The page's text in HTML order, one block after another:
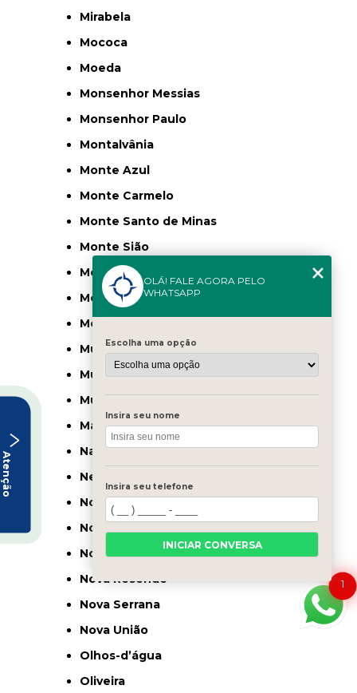
Mirabela
Mococa
Moeda
Monsenhor Messias
Monsenhor Paulo
Montalvânia
Monte Azul
Monte Carmelo
Monte Santo de Minas
Monte Sião
Montes Claros
Montezuma
Morro Vermelho
Muriaé
Mutum
Muzambinho
Mário Campos
Nanuque
Nepomuceno
Nova Lima
Nova Ponte
Nova Porteirinha
Nova Resende
Nova Serrana
Nova União
Olhos-d’água
Oliveira
Atenção
1
OLÁ! FALE AGORA PELO
WHATSAPP
Escolha uma opção
Insira seu nome
Insira seu telefone
INICIAR CONVERSA